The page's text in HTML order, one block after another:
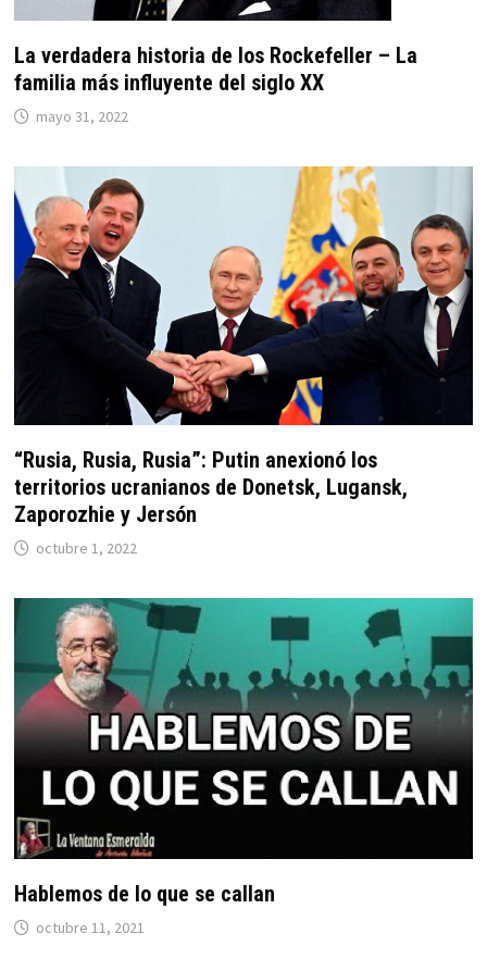
La verdadera historia de los Rockefeller – La
familia más influyente del siglo XX
mayo 31, 2022
“Rusia, Rusia, Rusia”: Putin anexionó los
territorios ucranianos de Donetsk, Lugansk,
Zaporozhie y Jersón
octubre 1, 2022
Hablemos de lo que se callan
octubre 11, 2021